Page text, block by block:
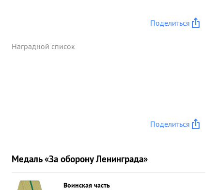
Поделиться
Наградной список
Поделиться
Медаль «За оборону Ленинграда»
Воинская часть